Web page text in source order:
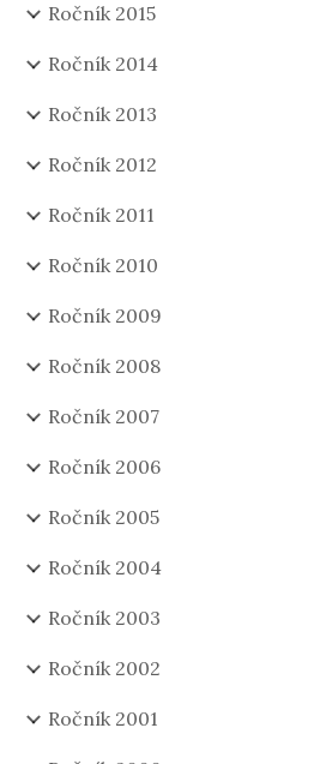
Ročník 2015
Ročník 2014
Ročník 2013
Ročník 2012
Ročník 2011
Ročník 2010
Ročník 2009
Ročník 2008
Ročník 2007
Ročník 2006
Ročník 2005
Ročník 2004
Ročník 2003
Ročník 2002
Ročník 2001